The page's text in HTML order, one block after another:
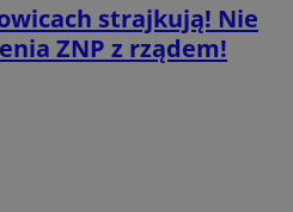
strajkują! Nie
ZNP z rządem!